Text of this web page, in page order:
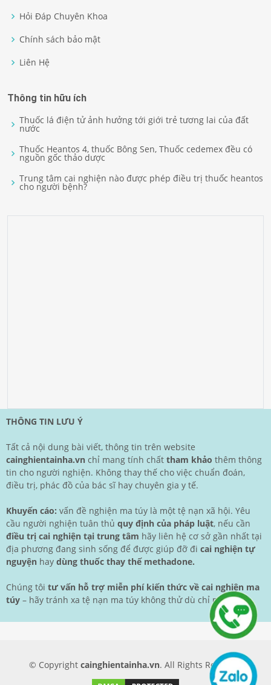
Hỏi Đáp Chuyên Khoa
Chính sách bảo mật
Liên Hệ
Thông tin hữu ích
Thuốc lá điện tử ảnh hưởng tới giới trẻ tương lai của đất
nước
Thuốc Heantos 4, thuốc Bông Sen, Thuốc cedemex đều có
nguồn gốc thảo dược
Trung tâm cai nghiện nào được phép điều trị thuốc heantos
cho người bệnh?
THÔNG TIN LƯU Ý
Tất cả nội dung bài viết, thông tin trên website
cainghientainha.vn chỉ mang tính chất tham khảo thêm thông
tin cho người nghiện. Không thay thế cho việc chuẩn đoán,
điều trị, phác đồ của bác sĩ hay chuyên gia y tế.
Khuyến cáo: vấn đề nghiện ma túy là một tệ nạn xã hội. Yêu
cầu người nghiện tuân thủ quy định của pháp luật, nếu cần
điều trị cai nghiện tại trung tâm hãy liên hệ cơ sở gần nhất tại
địa phương đang sinh sống để được giúp đỡ đi cai nghiện tự
nguyện hay dùng thuốc thay thế methadone.
Chúng tôi tư vấn hỗ trợ miễn phí kiến thức về cai nghiện ma
túy – hãy tránh xa tệ nạn ma túy không thử dù chỉ một lần.
© Copyright cainghientainha.vn. All Rights Reserved